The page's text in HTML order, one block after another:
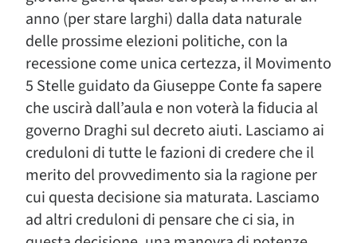
anno (per stare larghi) dalla data naturale
delle prossime elezioni politiche, con la
recessione come unica certezza, il Movimento
5 Stelle guidato da Giuseppe Conte fa sapere
che uscirà dall’aula e non voterà la fiducia al
governo Draghi sul decreto aiuti. Lasciamo ai
creduloni di tutte le fazioni di credere che il
merito del provvedimento sia la ragione per
cui questa decisione sia maturata. Lasciamo
ad altri creduloni di pensare che ci sia, in